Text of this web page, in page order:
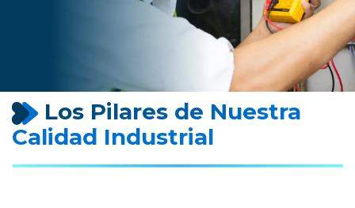
Los Pilares de Nuestra
Calidad Industrial